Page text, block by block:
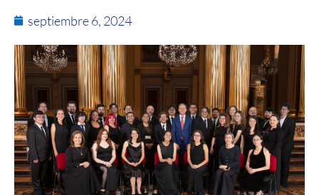
septiembre 6, 2024